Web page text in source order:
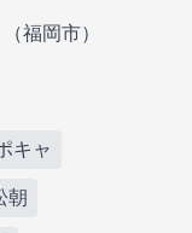
福岡市）
キャ
朝